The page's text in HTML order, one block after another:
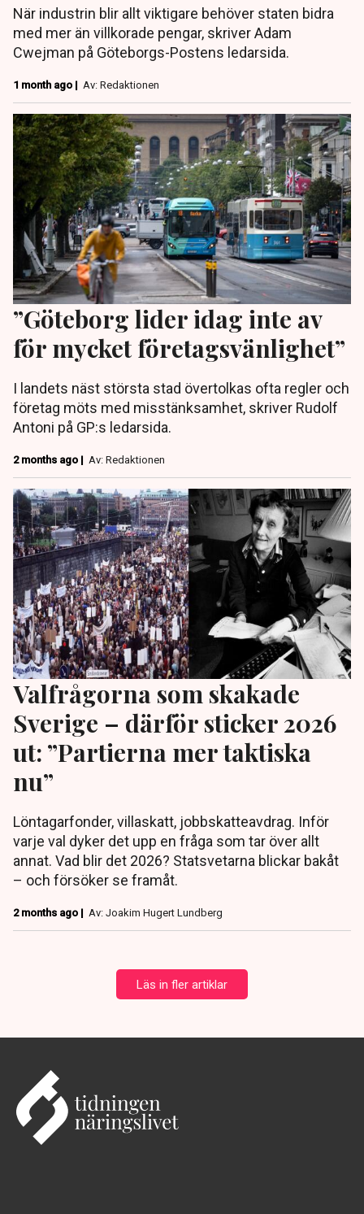
När industrin blir allt viktigare behöver staten bidra
med mer än villkorade pengar, skriver Adam
Cwejman på Göteborgs-Postens ledarsida.
1 month ago | Av: Redaktionen
”Göteborg lider idag inte av
för mycket företagsvänlighet”
I landets näst största stad övertolkas ofta regler och
företag möts med misstänksamhet, skriver Rudolf
Antoni på GP:s ledarsida.
2 months ago | Av: Redaktionen
Valfrågorna som skakade
Sverige – därför sticker 2026
ut: ”Partierna mer taktiska
nu”
Löntagarfonder, villaskatt, jobbskatteavdrag. Inför
varje val dyker det upp en fråga som tar över allt
annat. Vad blir det 2026? Statsvetarna blickar bakåt
– och försöker se framåt.
2 months ago | Av: Joakim Hugert Lundberg
Läs in fler artiklar